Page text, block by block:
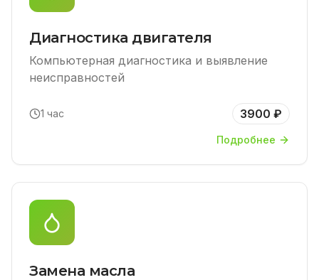
Диагностика двигателя
Компьютерная диагностика и выявление
неисправностей
1 час 3900 ₽
Подробнее
Замена масла